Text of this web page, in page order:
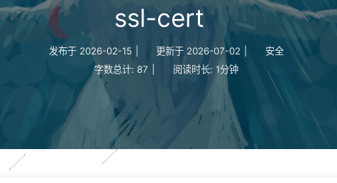
ssl-cert
发布于 2026-02-15 更新于 2026-07-02
安全
字数总计: 87 阅读时长: 1分钟